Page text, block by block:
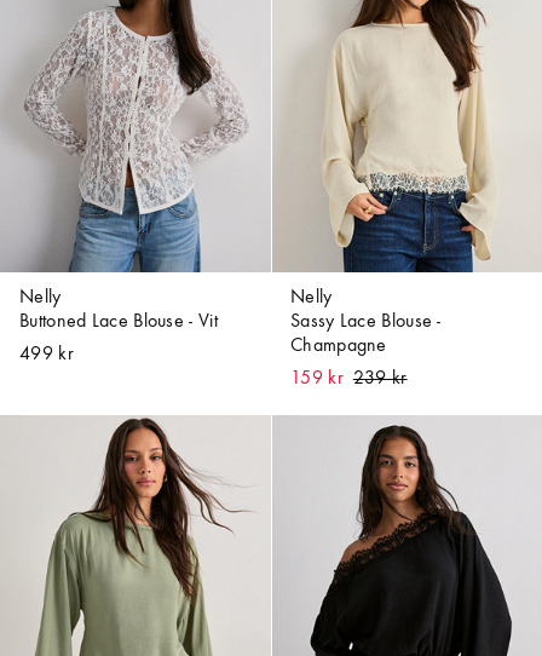
Nelly
Buttoned Lace Blouse - Vit
499 kr
Nelly
Sassy Lace Blouse -
Champagne
159 kr